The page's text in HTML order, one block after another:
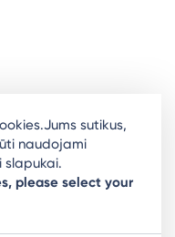
business
sutikus,
naudojami
slapukai.
please select your